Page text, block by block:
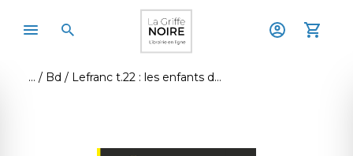
Bd Lefranc t.22 : les enfants du bunker